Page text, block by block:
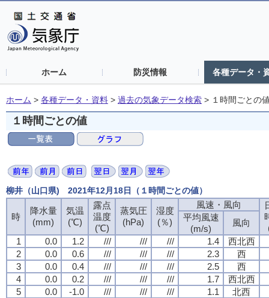
ホーム 防災情報 各種データ・
ホーム > 各種データ・資料 > 過去の気象データ検索 > １時間ごとの
１時間ごとの値
柳井（山口県) 2021年12月18日（１時間ごとの値）
時
降水量
(mm)
気温
(℃)
露点
温度
(℃)
蒸気圧
(hPa)
湿度
(％)
風速・風向
平均風速
(m/s)
風向
1
0.0 1.2 /// /// /// 1.4
西北西
2
0.0 0.6 /// /// /// 2.3
西
3
0.0 0.4 /// /// /// 2.5
西
4
0.0 0.2 /// /// /// 1.7
西北西
5
0.0 -1.0 /// /// /// 1.1
北西